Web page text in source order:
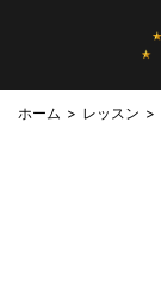
ホーム レッスン